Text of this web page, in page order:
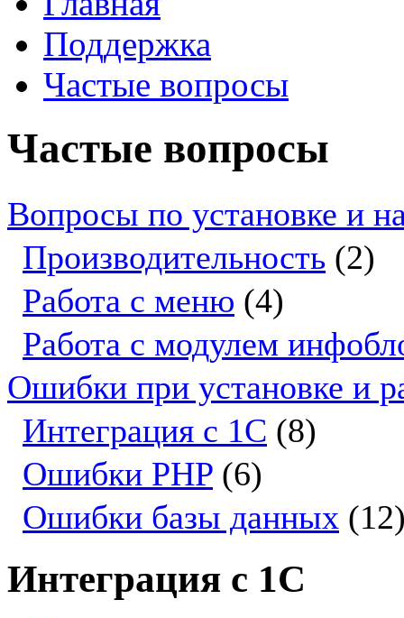
Поддержка
Частые вопросы
Частые вопросы
Вопросы по установке и
Производительность (2)
Работа с меню (4)
Работа с модулем
Ошибки при установке и
Интеграция с 1С (8)
Ошибки PHP (6)
Ошибки базы данных
Интеграция с 1С